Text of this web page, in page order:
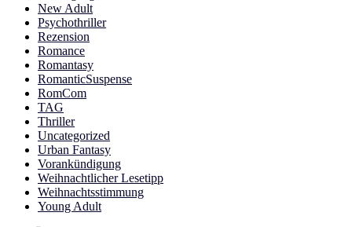
New Adult
Psychothriller
Rezension
Romance
Romantasy
RomanticSuspense
RomCom
TAG
Thriller
Uncategorized
Urban Fantasy
Vorankündigung
Weihnachtlicher Lesetipp
Weihnachtsstimmung
Young Adult